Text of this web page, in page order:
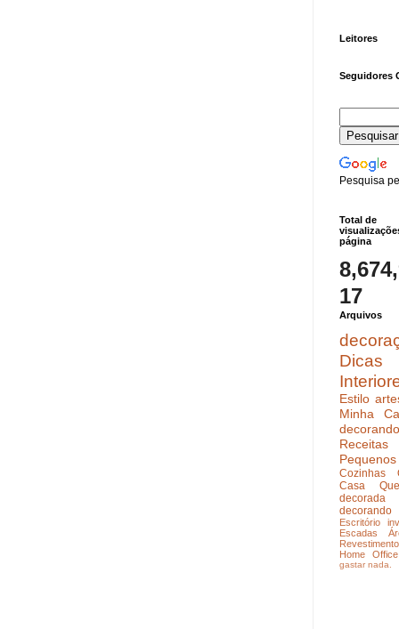
Leitores
Seguidores
Pesquisa
Total de
página
17
Arquivos
Dicas
Estilo
Minha
Receitas
Cozinhas
Casa
decorada
Escritório
Escadas
Revestimento
Home Office
gastar nada.